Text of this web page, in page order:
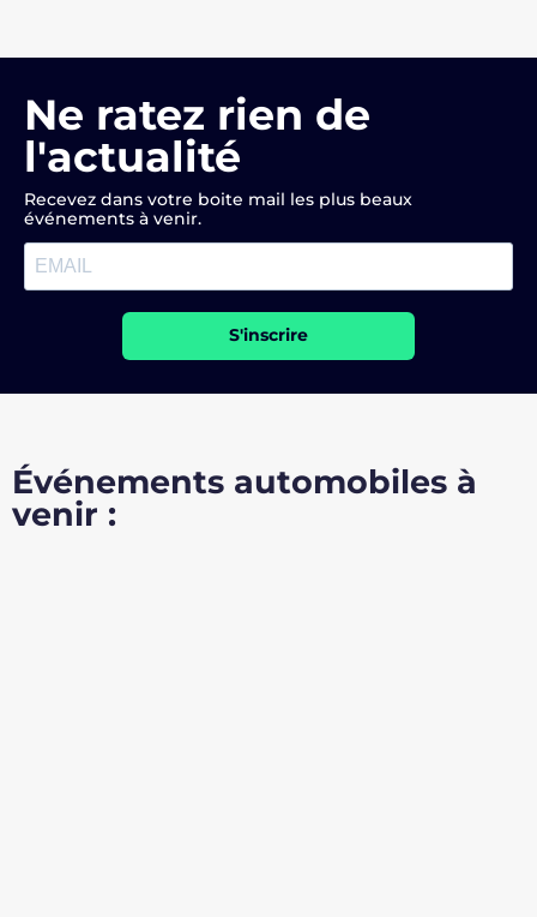
Ne ratez rien de
l'actualité
Recevez dans votre boite mail les plus beaux
événements à venir.
S'inscrire
Événements automobiles à
venir :